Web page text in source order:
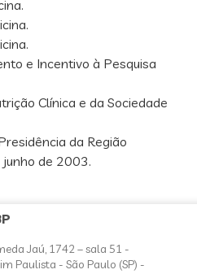
e Incentivo à Pesquisa
Clínica e da Sociedade
da Região
de 2003.
Jaú, 1742 – sala 51 -
Paulista - São Paulo (SP) -